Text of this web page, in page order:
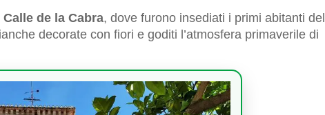
Calle de la Cabra, dove furono insediati i primi abitanti del
decorate con fiori e goditi l’atmosfera primaverile di